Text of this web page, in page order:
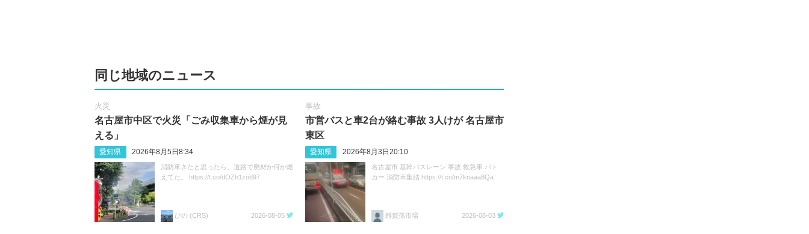
同じ地域のニュース
火災
名古屋市中区で火災「ごみ収集車から煙が見
える」
愛知県 2026年8月5日8:34
消防車きたと思ったら、道路で廃材か何か燃
えてた。 https://t.co/dOZh1zod97
ひの (CRS) 2026-08-05
事故
市営バスと車2台が絡む事故 3人けが 名古屋市
東区
愛知県 2026年8月3日20:10
名古屋市 基幹バスレーン 事故 救急車 パト
カー 消防車集結 https://t.co/m7knaaa8Qa
雑賀孫市場 2026-08-03